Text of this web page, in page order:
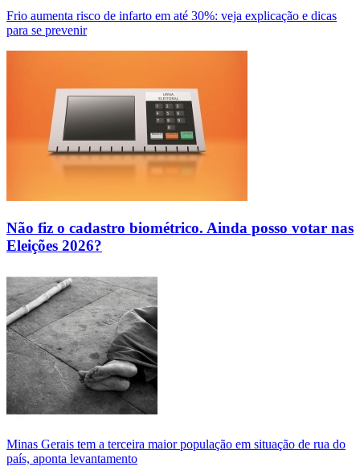
Frio aumenta risco de infarto em até 30%: veja explicação e dicas
para se prevenir
Não fiz o cadastro biométrico. Ainda posso votar nas
Eleições 2026?
Minas Gerais tem a terceira maior população em situação de rua do
país, aponta levantamento